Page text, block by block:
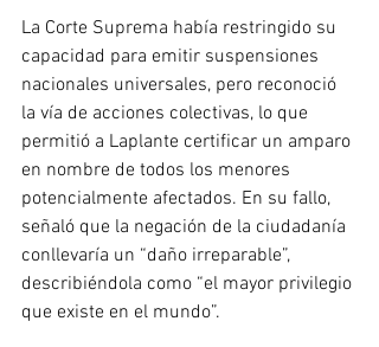
La Corte Suprema había restringido su
capacidad para emitir suspensiones
nacionales universales, pero reconoció
la vía de acciones colectivas, lo que
permitió a Laplante certificar un amparo
en nombre de todos los menores
potencialmente afectados. En su fallo,
señaló que la negación de la ciudadanía
conllevaría un “daño irreparable”,
describiéndola como “el mayor privilegio
que existe en el mundo”.